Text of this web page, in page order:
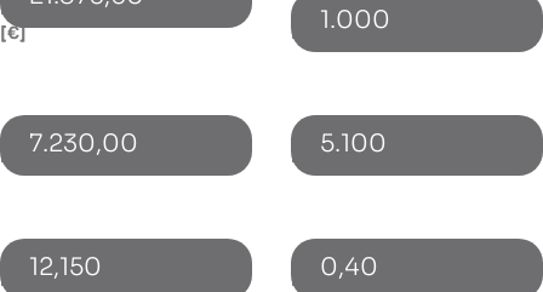
Investition Speicher (netto)
[€]
7.230,00
PV-Leistung [kWp]
12,150
Energiespeicher (Typ)
1.000
Energieverbrauch [kWh]
5.100
Bezugspreis [€/kWh]
0,40
Energiepreissteigerung p.a.